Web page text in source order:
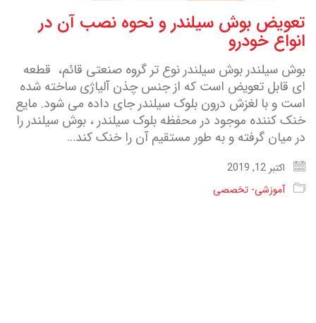
تعویض بوش سیلندر و نحوه نصب آن در
انواع خودرو
بوش سیلندر بوش سیلندر نوع تر گروه صنعتی قائم، قطعه
ای قابل تعویض است که از جنس چذن آلیاژی ساخته شده
است و با لغزش درون بلوک سیلندر جای داده می شود. مایع
خنک کننده موجود در محفظه بلوک سیلندر ، بوش سیلندر را
در میان گرفته و به طور مستقیم آن را خنک کند…
اکتبر 12, 2019
آموزشی- تخصصی